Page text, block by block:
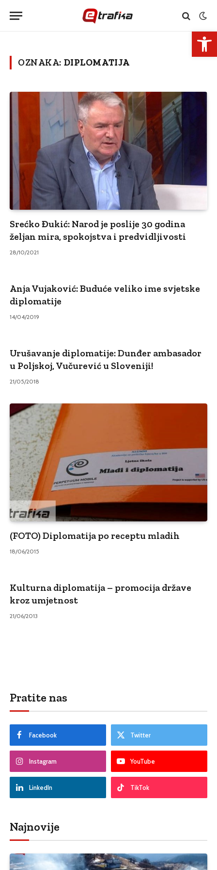
OZNAKA: DIPLOMATIJA
Srećko Đukić: Narod je poslije 30 godina
željan mira, spokojstva i predvidljivosti
28/10/2021
Anja Vujaković: Buduće veliko ime svjetske
diplomatije
14/04/2019
Urušavanje diplomatije: Dunđer ambasador
u Poljskoj, Vučurević u Sloveniji!
21/05/2018
(FOTO) Diplomatija po receptu mladih
18/06/2015
Kulturna diplomatija – promocija države
kroz umjetnost
21/06/2013
Pratite nas
Facebook Twitter
Instagram YouTube
LinkedIn TikTok
Najnovije